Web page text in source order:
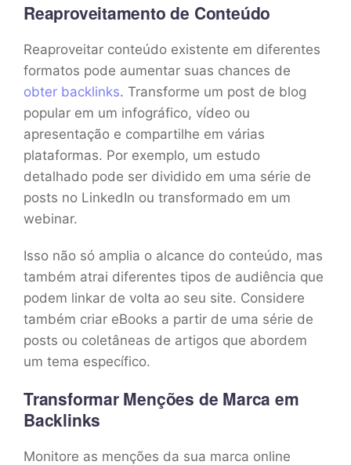
Reaproveitamento de Conteúdo
Reaproveitar conteúdo existente em diferentes
formatos pode aumentar suas chances de
obter backlinks. Transforme um post de blog
popular em um infográfico, vídeo ou
apresentação e compartilhe em várias
plataformas. Por exemplo, um estudo
detalhado pode ser dividido em uma série de
posts no LinkedIn ou transformado em um
webinar.
Isso não só amplia o alcance do conteúdo, mas
também atrai diferentes tipos de audiência que
podem linkar de volta ao seu site. Considere
também criar eBooks a partir de uma série de
posts ou coletâneas de artigos que abordem
um tema específico.
Transformar Menções de Marca em
Backlinks
Monitore as menções da sua marca online